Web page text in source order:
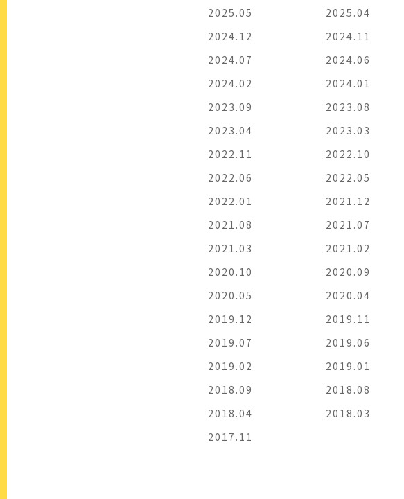
2025.05
2025.04
2024.12
2024.11
2024.07
2024.06
2024.02
2024.01
2023.09
2023.08
2023.04
2023.03
2022.11
2022.10
2022.06
2022.05
2022.01
2021.12
2021.08
2021.07
2021.03
2021.02
2020.10
2020.09
2020.05
2020.04
2019.12
2019.11
2019.07
2019.06
2019.02
2019.01
2018.09
2018.08
2018.04
2018.03
2017.11